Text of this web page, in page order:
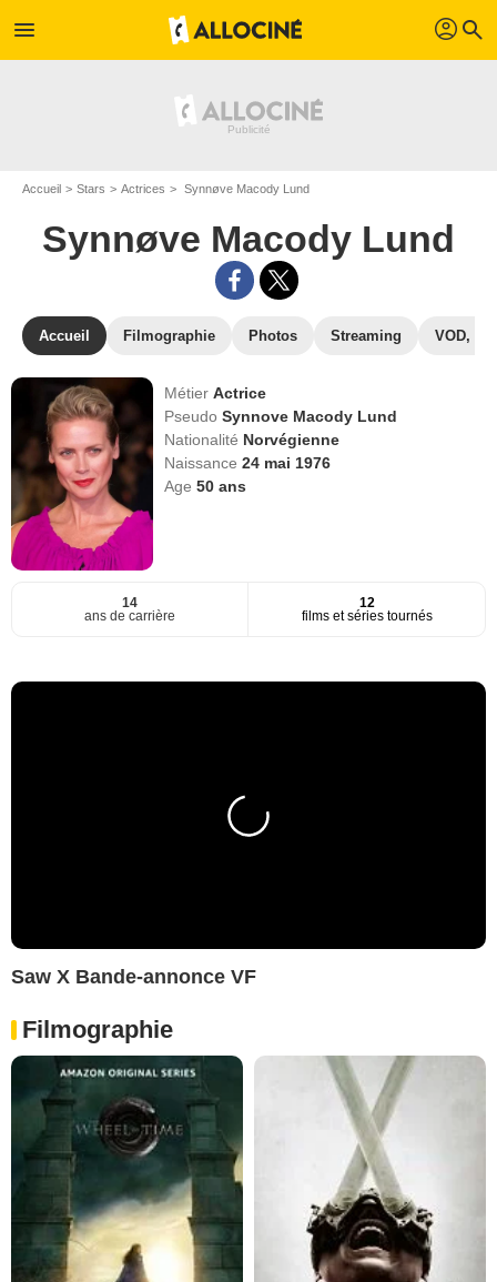
menu profil search
Accueil Stars Actrices Synnøve Macody Lund
Synnøve Macody Lund
Accueil Filmographie Photos Streaming VOD,
MétierActrice
PseudoSynnove Macody Lund
Nationalité Norvégienne
Naissance24 mai 1976
Age50 ans
14
ans de carrière
12
films et séries tournés
Saw X Bande-annonce VF
Filmographie